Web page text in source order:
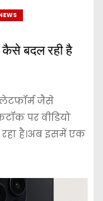
बदल रही है
जैसे
पर वीडियो
रहा है।अब इसमें एक